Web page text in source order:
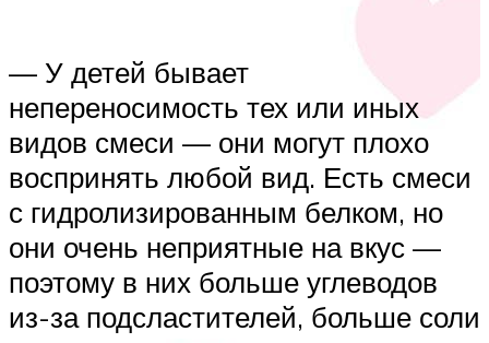
— У детей бывает
непереносимость тех или иных
видов смеси — они могут плохо
воспринять любой вид. Есть смеси
с гидролизированным белком, но
они очень неприятные на вкус —
поэтому в них больше углеводов
из-за подсластителей, больше соли